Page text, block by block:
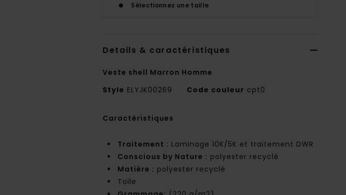
Sélectionnez une taille
Details & caractéristiques
Veste shell Marron Homme
Style ELYJK00269 Code couleur cpt0
Caractéristiques
Traitement : Laminage 10K/5K et traitement DWR
Conscious by Nature : polyester recyclé
Matière : polyester recyclé
Toile